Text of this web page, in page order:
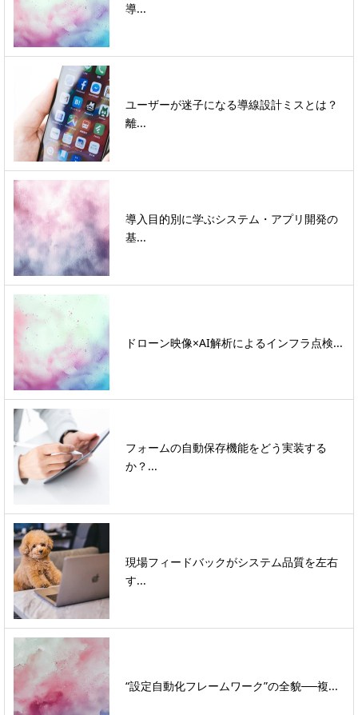
導...
ユーザーが迷子になる導線設計ミスとは？
離...
導入目的別に学ぶシステム・アプリ開発の
基...
ドローン映像×AI解析によるインフラ点検...
フォームの自動保存機能をどう実装する
か？...
現場フィードバックがシステム品質を左右
す...
“設定自動化フレームワーク”の全貌──複...